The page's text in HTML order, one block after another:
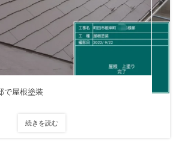
で屋根塗装
続きを読む